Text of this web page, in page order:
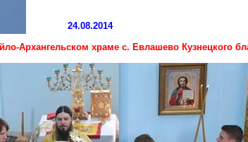
24.08.2014
Архангельском храме с. Евлашево Кузнецкого